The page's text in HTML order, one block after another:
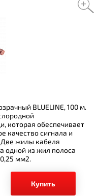
BLUELINE, 100 м.
которая обеспечивает
качество сигнала и
Две жилы кабеля
одной из жил полоса
мм2.
Купить